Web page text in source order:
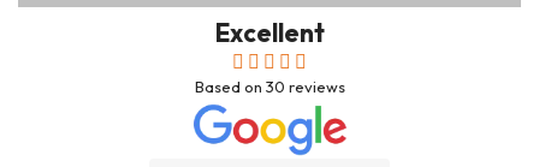
Excellent
Based on 30 reviews